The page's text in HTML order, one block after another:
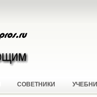
СОВЕТНИКИ